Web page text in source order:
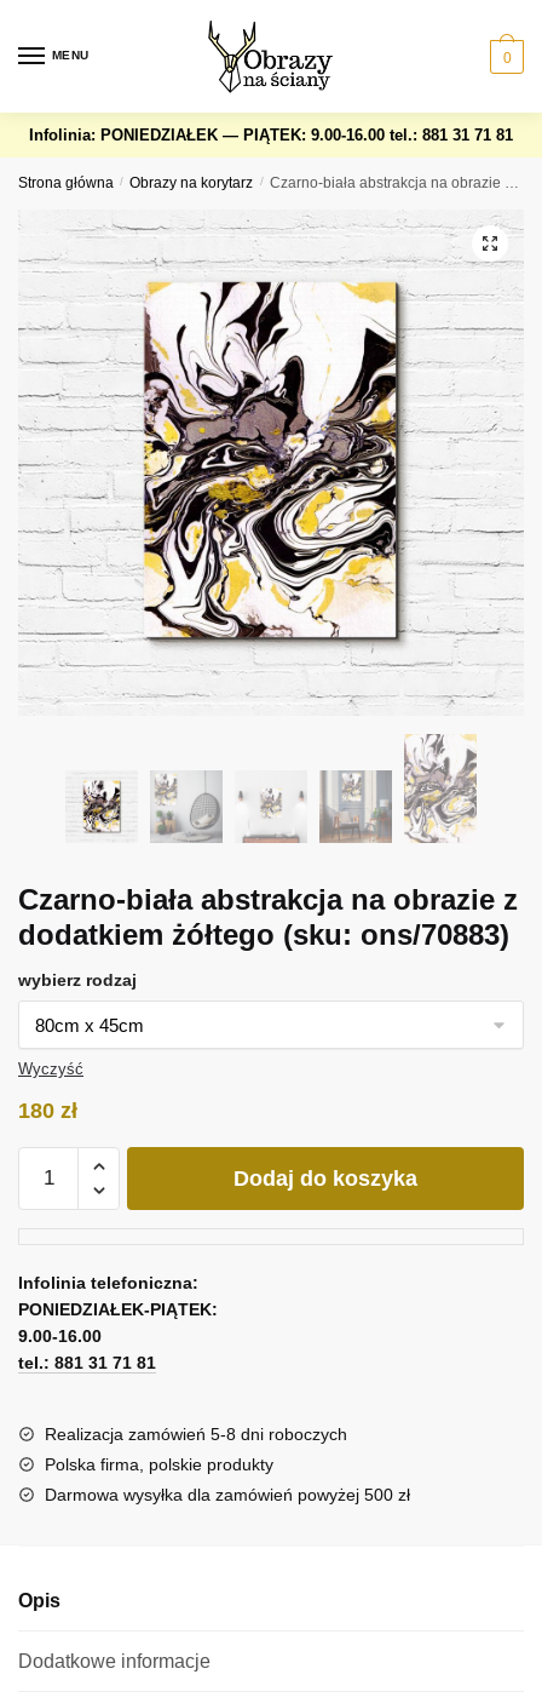
navigation
content
MENU 0
Infolinia: PONIEDZIAŁEK — PIĄTEK: 9.00-16.00 tel.: 881 31 71 81
Strona główna / Obrazy na korytarz / Czarno-biała abstrakcja na obrazie z dodatkiem żółtego
Czarno-biała abstrakcja na obrazie z
dodatkiem żółtego (sku: ons/70883)
wybierz rodzaj
Wyczyść
180 zł
Czarno-
na
obrazie
z
dodatkiem
Dodaj do koszyka
Infolinia telefoniczna:
PONIEDZIAŁEK-PIĄTEK:
9.00-16.00
tel.: 881 31 71 81
Realizacja zamówień 5-8 dni roboczych
Polska firma, polskie produkty
Darmowa wysyłka dla zamówień powyżej 500 zł
Opis
Dodatkowe informacje